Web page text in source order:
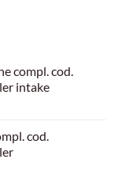
compl. cod.
intake
cod.